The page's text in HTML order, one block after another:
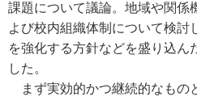
課題について議論。地域や関係
よび校内組織体制について検討
を強化する方針などを盛り込ん
した。
まず実効的かつ継続的なもの